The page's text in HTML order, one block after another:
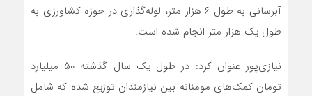
آبرسانی به طول ۶ هزار متر، لوله‌گذاری در حوزه کشاورزی به
طول یک هزار متر انجام شده است.
نیازی‌پور عنوان کرد: در طول یک سال گذشته ۵۰ میلیارد
تومان کمک‌های مومنانه بین نیازمندان توزیع شده که شامل